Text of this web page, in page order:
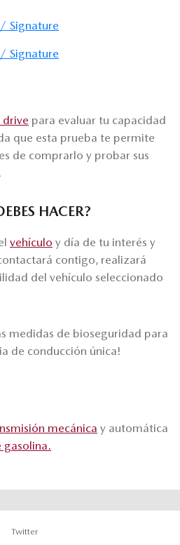
Signature
Signature
drive para evaluar tu capacidad
que esta prueba te permite
de comprarlo y probar sus
HACER?
vehículo y día de tu interés y
contigo, realizará
del vehículo seleccionado
medidas de bioseguridad para
de conducción única!
mecánica y automática
gasolina.
Twitter